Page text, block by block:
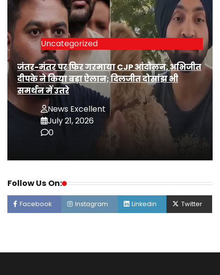
Uncategorized
जंतर-मंतर पर फिर गरमाया CJP आंदोलन, अभिजीत
दीपके ने किया बड़ा ऐलान; दिलजीत दोसांझ भी
समर्थन में उतरे
News Excellent
July 21, 2026
0
Follow Us On:
Facebook Instagram Linkedin Twitter